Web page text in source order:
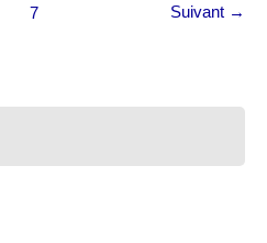
7 Suivant →